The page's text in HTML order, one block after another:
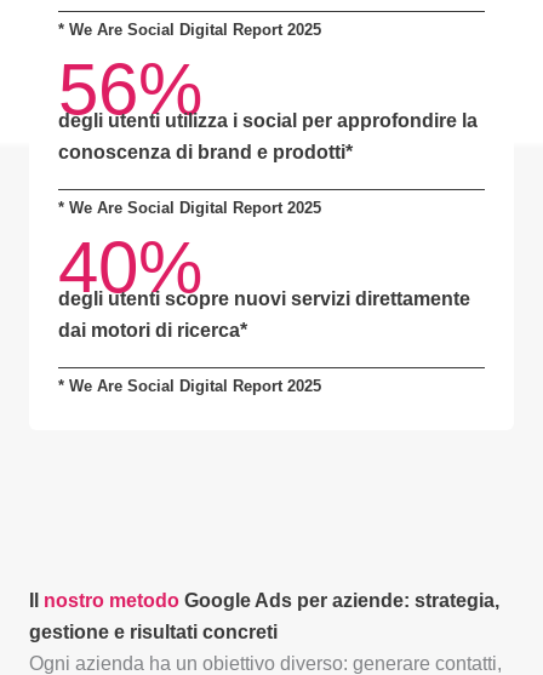
* We Are Social Digital Report 2025
56%
degli utenti utilizza i social per approfondire la
conoscenza di brand e prodotti*
* We Are Social Digital Report 2025
40%
degli utenti scopre nuovi servizi direttamente
dai motori di ricerca*
* We Are Social Digital Report 2025
nostro metodo Google Ads per aziende: strategia,
gestione e risultati concreti
Ogni azienda ha un obiettivo diverso: generare contatti,